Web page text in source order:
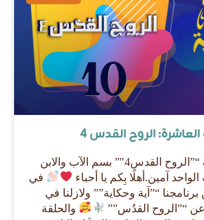
الروح القدس 4
“الحلقة العاشرة “”الروح القدس4″” بسم الآب والابن
آمين.أهلًا بِكم يا أحباء
في
“”آية وحكاية”” ولازلنا في
“”الروح القدُس””
والحلقة